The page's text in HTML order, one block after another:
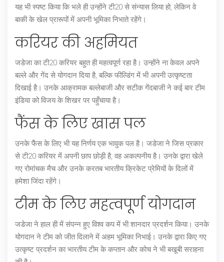
यह भी स्पष्ट किया कि भले ही उन्होंने टी20 से संन्यास लिया हो, लेकिन वे
बाकी के खेल प्रारूपों में अपनी भूमिका निभाते रहेंगे।
करियर की अहमियत
जडेजा का टी20 करियर बहुत ही महत्वपूर्ण रहा है। उन्होंने ना केवल अपने
बल्ले और गेंद से योगदान दिया है, बल्कि फील्डिंग में भी अपनी उत्कृष्टता
दिखाई है। उनके आक्रामक बल्लेबाजी और सटीक गेंदबाजी ने कई बार टीम
इंडिया को विजय के शिखर पर पहुँचाया है।
फैंस के लिए खास पल
उनके फैंस के लिए भी यह निर्णय एक भावुक पल है। जडेजा ने जिस प्रकार
से टी20 करियर में अपनी छाप छोड़ी है, वह अकल्पनीय है। उनके द्वारा खेले
गए रोमांचक मैच और उनके करतब भारतीय क्रिकेट प्रेमियों के दिलों में
हमेशा जिंदा रहेंगे।
टीम के लिए महत्वपूर्ण योगदान
जडेजा ने हाल ही में संपन्न हुए विश्व कप में भी शानदार प्रदर्शन किया। उनके
योगदान ने टीम को जीत दिलाने में अहम भूमिका निभाई। उनके द्वारा किए गए
उत्कृष्ट प्रदर्शन का भारतीय टीम के कप्तान और कोच ने भी बखूबी सराहना